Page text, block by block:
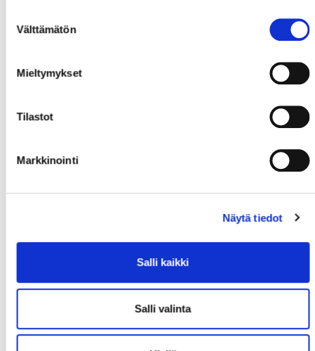
valinta
Välttämätön
Mieltymykset
Tilastot
Markkinointi
Näytä tiedot
Salli kaikki
Salli valinta
Entinen Miss Islanti - Angelika Meusel
Suunnittelijat: